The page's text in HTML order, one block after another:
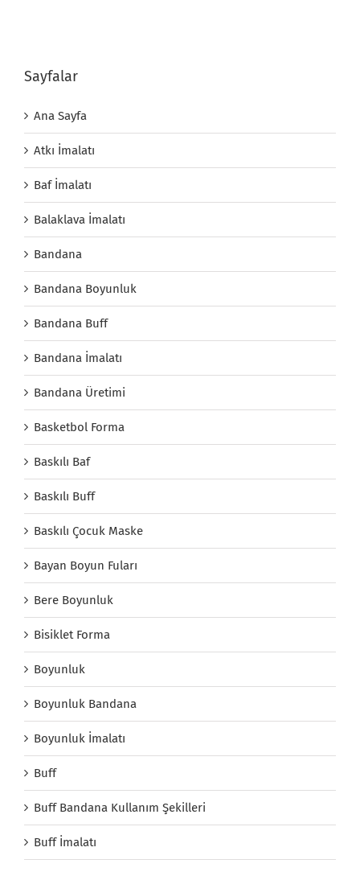
Sayfalar
Ana Sayfa
Atkı İmalatı
Baf İmalatı
Balaklava İmalatı
Bandana
Bandana Boyunluk
Bandana Buff
Bandana İmalatı
Bandana Üretimi
Basketbol Forma
Baskılı Baf
Baskılı Buff
Baskılı Çocuk Maske
Bayan Boyun Fuları
Bere Boyunluk
Bisiklet Forma
Boyunluk
Boyunluk Bandana
Boyunluk İmalatı
Buff
Buff Bandana Kullanım Şekilleri
Buff İmalatı